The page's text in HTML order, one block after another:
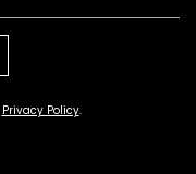
Privacy Policy.